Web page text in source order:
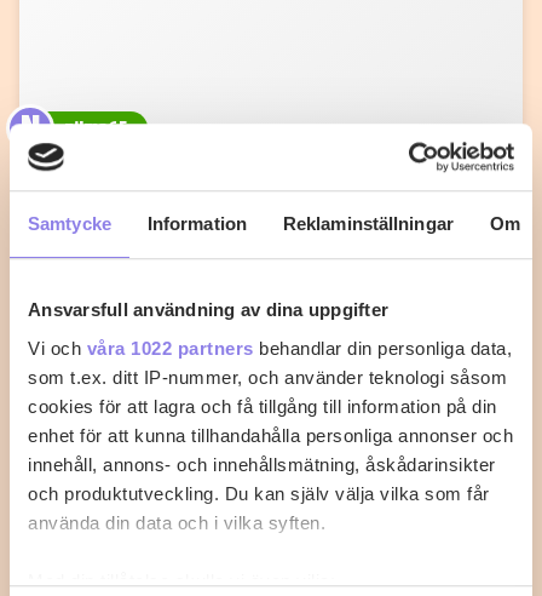
Samtycke Information Reklaminställningar Om
Ansvarsfull användning av dina uppgifter
Vi och våra 1022 partners behandlar din personliga data,
som t.ex. ditt IP-nummer, och använder teknologi såsom
cookies för att lagra och få tillgång till information på din
enhet för att kunna tillhandahålla personliga annonser och
innehåll, annons- och innehållsmätning, åskådarinsikter
och produktutveckling. Du kan själv välja vilka som får
använda din data och i vilka syften.
Med din tillåtelse skulle vi även vilja:
N nilma65
Fiskgratäng med kräftstjärtar och
tomatsås
0 0